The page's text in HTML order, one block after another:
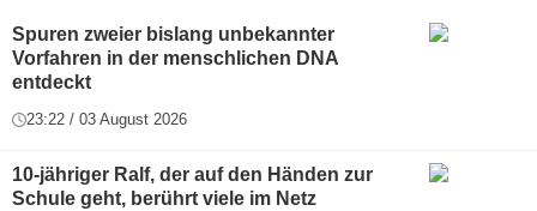
Spuren zweier bislang unbekannter
Vorfahren in der menschlichen DNA
entdeckt
23:22 / 03 August 2026
10-jähriger Ralf, der auf den Händen zur
Schule geht, berührt viele im Netz